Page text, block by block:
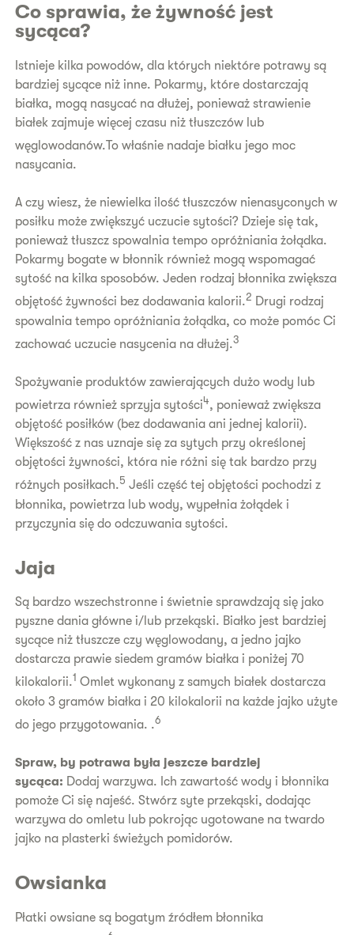
Co sprawia, że żywność jest
sycąca?
Istnieje kilka powodów, dla których niektóre potrawy są
bardziej sycące niż inne. Pokarmy, które dostarczają
białka, mogą nasycać na dłużej, ponieważ strawienie
białek zajmuje więcej czasu niż tłuszczów lub
węglowodanów.To właśnie nadaje białku jego moc
nasycania.
A czy wiesz, że niewielka ilość tłuszczów nienasyconych w
posiłku może zwiększyć uczucie sytości? Dzieje się tak,
ponieważ tłuszcz spowalnia tempo opróżniania żołądka.
Pokarmy bogate w błonnik również mogą wspomagać
sytość na kilka sposobów. Jeden rodzaj błonnika zwiększa
objętość żywności bez dodawania kalorii.2 Drugi rodzaj
spowalnia tempo opróżniania żołądka, co może pomóc Ci
zachować uczucie nasycenia na dłużej.3
Spożywanie produktów zawierających dużo wody lub
powietrza również sprzyja sytości4, ponieważ zwiększa
objętość posiłków (bez dodawania ani jednej kalorii).
Większość z nas uznaje się za sytych przy określonej
objętości żywności, która nie różni się tak bardzo przy
różnych posiłkach.5 Jeśli część tej objętości pochodzi z
błonnika, powietrza lub wody, wypełnia żołądek i
przyczynia się do odczuwania sytości.
Jaja
Są bardzo wszechstronne i świetnie sprawdzają się jako
pyszne dania główne i/lub przekąski. Białko jest bardziej
sycące niż tłuszcze czy węglowodany, a jedno jajko
dostarcza prawie siedem gramów białka i poniżej 70
kilokalorii.1 Omlet wykonany z samych białek dostarcza
około 3 gramów białka i 20 kilokalorii na każde jajko użyte
do jego przygotowania. .6
Spraw, by potrawa była jeszcze bardziej
sycąca: Dodaj warzywa. Ich zawartość wody i błonnika
pomoże Ci się najeść. Stwórz syte przekąski, dodając
warzywa do omletu lub pokrojąc ugotowane na twardo
jajko na plasterki świeżych pomidorów.
Owsianka
Płatki owsiane są bogatym źródłem błonnika